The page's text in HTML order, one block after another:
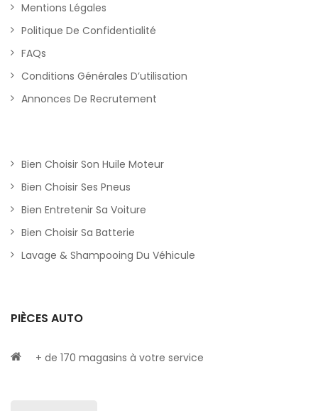
Mentions Légales
Politique De Confidentialité
FAQs
Conditions Générales D’utilisation
Annonces De Recrutement
Bien Choisir Son Huile Moteur
Bien Choisir Ses Pneus
Bien Entretenir Sa Voiture
Bien Choisir Sa Batterie
Lavage & Shampooing Du Véhicule
PIÈCES AUTO
+ de 170 magasins à votre service